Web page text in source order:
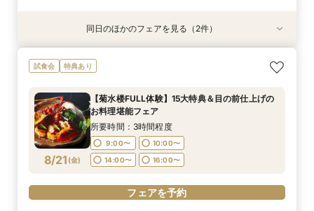
8/20(木 )
※＼まずは情報収集だけ／※90分クイックで会場
ご案内フェア
9:00〜
10:00〜
14:00〜
16:00〜
フェアを予約
8/20(木 )
《★オンライン90分フェア★》一旦情報収集の
方＆遠方の方向け
9:00〜
10:00〜
14:00〜
16:00〜
フェアを予約
同日のほかのフェアを見る（2件）
試食会 特典あり
8/21 (金)
【菊水楼FULL体験】15大特典＆目の前仕上げの
お料理堪能フェア
所要時間：3時間程度
9:00〜
10:00〜
14:00〜
16:00〜
フェアを予約